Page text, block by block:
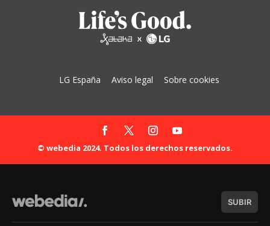
LG España Aviso legal Sobre cookies
© webedia 2024. Todos los derechos reservados.
SUBIR